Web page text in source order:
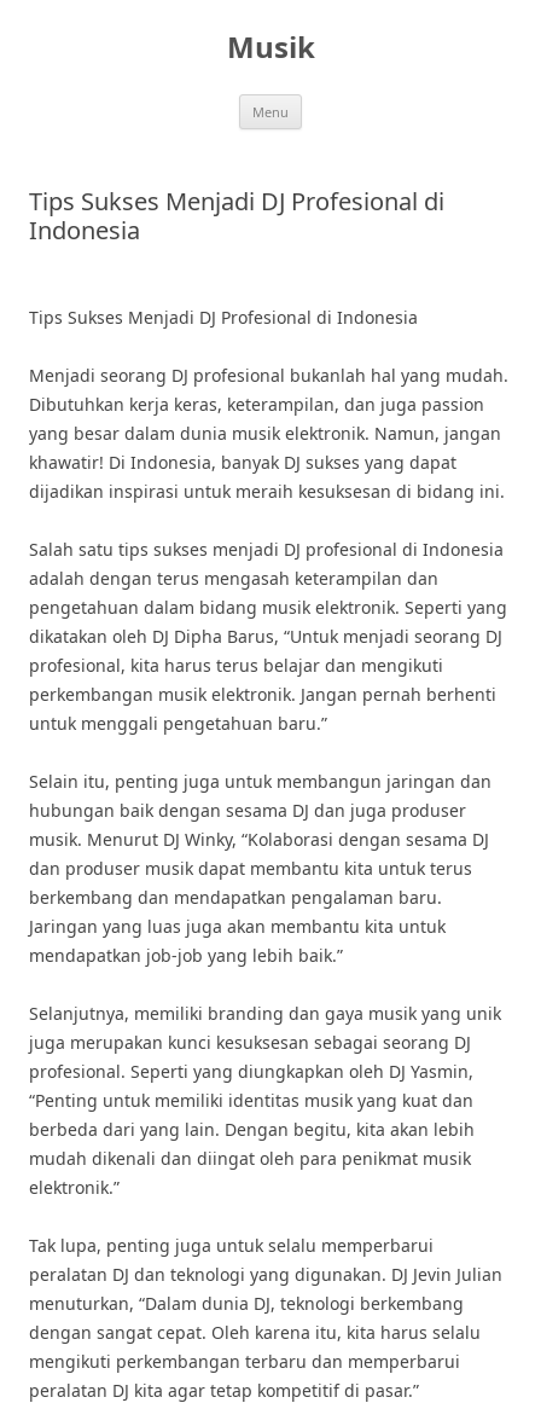
Musik
Menu
Tips Sukses Menjadi DJ Profesional di
Indonesia
Tips Sukses Menjadi DJ Profesional di Indonesia
Menjadi seorang DJ profesional bukanlah hal yang mudah.
Dibutuhkan kerja keras, keterampilan, dan juga passion
yang besar dalam dunia musik elektronik. Namun, jangan
khawatir! Di Indonesia, banyak DJ sukses yang dapat
dijadikan inspirasi untuk meraih kesuksesan di bidang ini.
Salah satu tips sukses menjadi DJ profesional di Indonesia
adalah dengan terus mengasah keterampilan dan
pengetahuan dalam bidang musik elektronik. Seperti yang
dikatakan oleh DJ Dipha Barus, “Untuk menjadi seorang DJ
profesional, kita harus terus belajar dan mengikuti
perkembangan musik elektronik. Jangan pernah berhenti
untuk menggali pengetahuan baru.”
Selain itu, penting juga untuk membangun jaringan dan
hubungan baik dengan sesama DJ dan juga produser
musik. Menurut DJ Winky, “Kolaborasi dengan sesama DJ
dan produser musik dapat membantu kita untuk terus
berkembang dan mendapatkan pengalaman baru.
Jaringan yang luas juga akan membantu kita untuk
mendapatkan job-job yang lebih baik.”
Selanjutnya, memiliki branding dan gaya musik yang unik
juga merupakan kunci kesuksesan sebagai seorang DJ
profesional. Seperti yang diungkapkan oleh DJ Yasmin,
“Penting untuk memiliki identitas musik yang kuat dan
berbeda dari yang lain. Dengan begitu, kita akan lebih
mudah dikenali dan diingat oleh para penikmat musik
elektronik.”
Tak lupa, penting juga untuk selalu memperbarui
peralatan DJ dan teknologi yang digunakan. DJ Jevin Julian
menuturkan, “Dalam dunia DJ, teknologi berkembang
dengan sangat cepat. Oleh karena itu, kita harus selalu
mengikuti perkembangan terbaru dan memperbarui
peralatan DJ kita agar tetap kompetitif di pasar.”